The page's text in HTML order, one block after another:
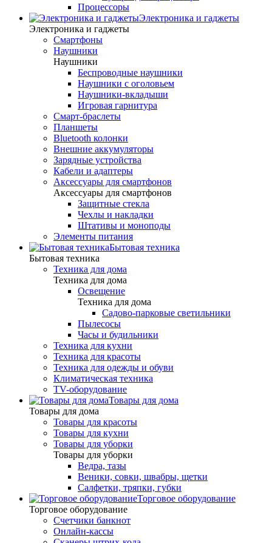
Процессоры
Электроника и гаджеты
Электроника и гаджеты
Смартфоны
Наушники
Наушники
Беспроводные наушники
Наушники с оголовьем
Наушники-вкладыши
Игровая гарнитура
Смарт-браслеты
Планшеты
Bluetooth колонки
Внешние аккумуляторы
Зарядные устройства
Кабели и адаптеры
Аксессуары для смартфонов
Аксессуары для смартфонов
Защитные стекла
Чехлы и накладки
Штативы и моноподы
Элементы питания
Бытовая техника
Бытовая техника
Техника для дома
Техника для дома
Освещение
Техника для дома
Садово-парковые светильники
Пылесосы
Часы и будильники
Техника для кухни
Техника для красоты
Техника для одежды и обуви
Климатическая техника
TV-оборудование
Товары для дома
Товары для дома
Товары для красоты
Товары для кухни
Товары для уборки
Товары для уборки
Ведра, тазы
Веники, совки, швабры, щетки
Салфетки, тряпки, губки
Торговое оборудование
Торговое оборудование
Счетчики банкнот
Онлайн-кассы